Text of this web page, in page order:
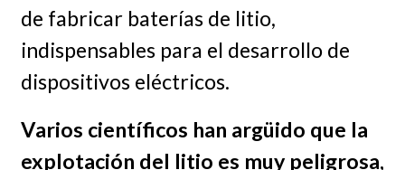
de fabricar baterías de litio,
indispensables para el desarrollo de
dispositivos eléctricos.
Varios científicos han argüido que la
explotación del litio es muy peligrosa,